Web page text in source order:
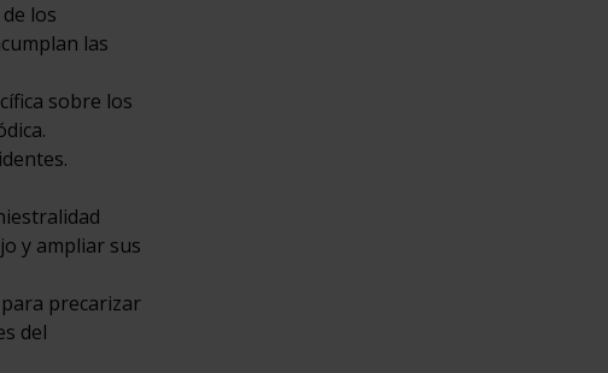
los
las
sobre los
y ampliar sus
precarizar
del